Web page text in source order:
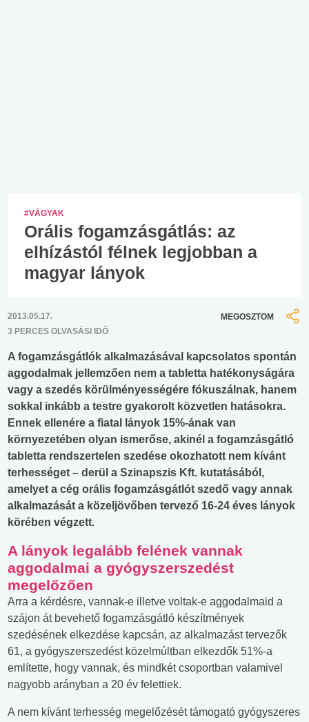
#VÁGYAK
Orális fogamzásgátlás: az
elhízástól félnek legjobban a
magyar lányok
2013.05.17.
3 PERCES OLVASÁSI IDŐ
MEGOSZTOM
A fogamzásgátlók alkalmazásával kapcsolatos spontán
aggodalmak jellemzően nem a tabletta hatékonyságára
vagy a szedés körülményességére fókuszálnak, hanem
sokkal inkább a testre gyakorolt közvetlen hatásokra.
Ennek ellenére a fiatal lányok 15%-ának van
környezetében olyan ismerőse, akinél a fogamzásgátló
tabletta rendszertelen szedése okozhatott nem kívánt
terhességet – derül a Szinapszis Kft. kutatásából,
amelyet a cég orális fogamzásgátlót szedő vagy annak
alkalmazását a közeljövőben tervező 16-24 éves lányok
körében végzett.
A lányok legalább felének vannak
aggodalmai a gyógyszerszedést
megelőzően
Arra a kérdésre, vannak-e illetve voltak-e aggodalmaid a
szájon át bevehető fogamzásgátló készítmények
szedésének elkezdése kapcsán, az alkalmazást tervezők
61, a gyógyszerszedést közelmúltban elkezdők 51%-a
említette, hogy vannak, és mindkét csoportban valamivel
nagyobb arányban a 20 év felettiek.
A nem kívánt terhesség megelőzését támogató gyógyszeres